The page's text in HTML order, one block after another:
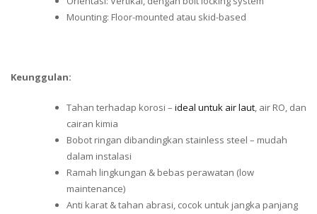
Mounting: Floor-mounted atau skid-based
Keunggulan:
Tahan terhadap korosi – ideal untuk air laut, air RO, dan
cairan kimia
Bobot ringan dibandingkan stainless steel – mudah
dalam instalasi
Ramah lingkungan & bebas perawatan (low
maintenance)
Anti karat & tahan abrasi, cocok untuk jangka panjang